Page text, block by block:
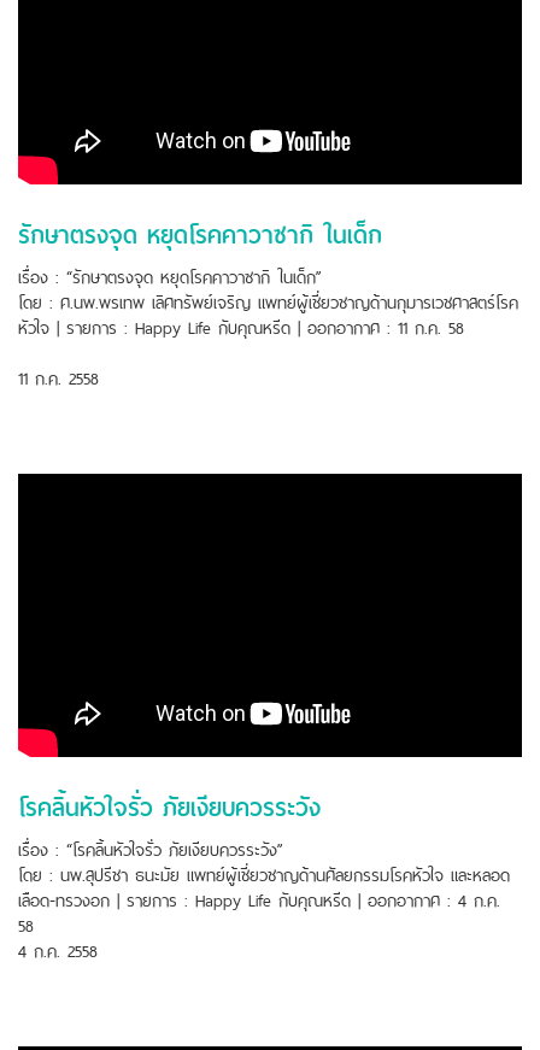
รักษาตรงจุด หยุดโรคคาวาซากิ ในเด็ก
เรื่อง : “รักษาตรงจุด หยุดโรคคาวาซากิ ในเด็ก”
โดย : ศ.นพ.พรเทพ เลิศทรัพย์เจริญ แพทย์ผู้เชี่ยวชาญด้านกุมารเวชศาสตร์โรค
หัวใจ | รายการ : Happy Life กับคุณหรีด | ออกอากาศ : 11 ก.ค. 58
11 ก.ค. 2558
โรคลิ้นหัวใจรั่ว ภัยเงียบควรระวัง
เรื่อง : “โรคลิ้นหัวใจรั่ว ภัยเงียบควรระวัง”
โดย : นพ.สุปรีชา ธนะมัย แพทย์ผู้เชี่ยวชาญด้านศัลยกรรมโรคหัวใจ และหลอด
เลือด-ทรวงอก | รายการ : Happy Life กับคุณหรีด | ออกอากาศ : 4 ก.ค.
58
4 ก.ค. 2558